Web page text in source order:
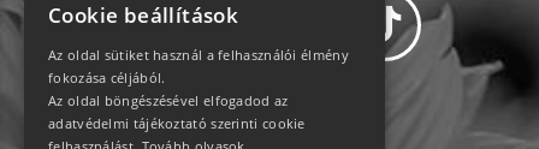
Adatvédelem
Cookie beállítások
Az oldal sütiket használ a felhasználói élmény
fokozása céljából.
Az oldal böngészésével elfogadod az
adatvédelmi tájékoztató szerinti cookie